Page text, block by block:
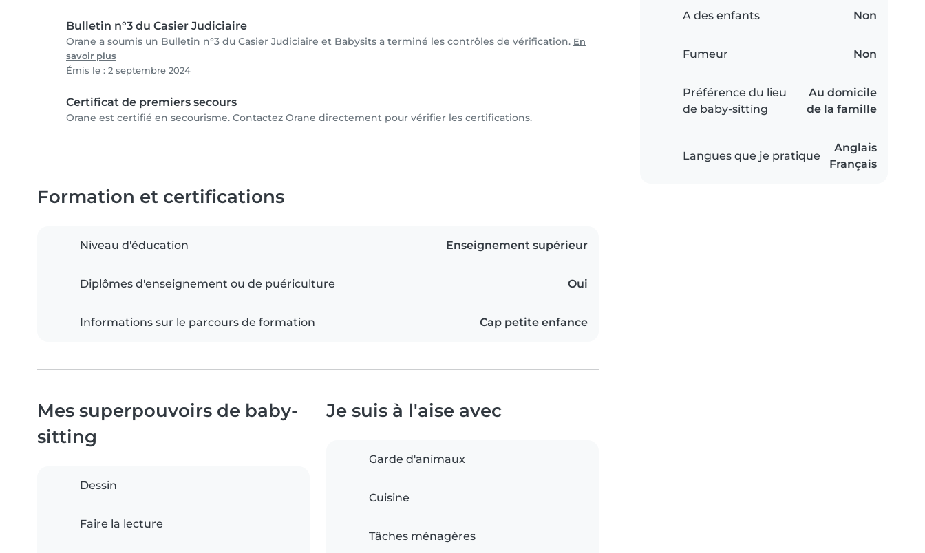
Bulletin n°3 du Casier Judiciaire
Orane a soumis un Bulletin n°3 du Casier Judiciaire et Babysits a terminé les contrôles de vérification. En
savoir plus
Émis le : 2 septembre 2024
Certificat de premiers secours
Orane est certifié en secourisme. Contactez Orane directement pour vérifier les certifications.
A des enfants Non
Fumeur Non
Préférence du lieu
de baby-sitting
Au domicile
de la famille
Langues que je pratique
Anglais
Français
Formation et certifications
Niveau d'éducation Enseignement supérieur
Diplômes d'enseignement ou de puériculture Oui
Informations sur le parcours de formation Cap petite enfance
Mes superpouvoirs de baby-
sitting
Dessin
Faire la lecture
Je suis à l'aise avec
Garde d'animaux
Cuisine
Tâches ménagères